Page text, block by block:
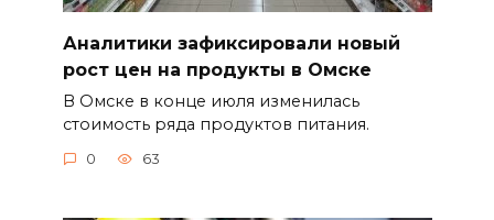
Аналитики зафиксировали новый
рост цен на продукты в Омске
В Омске в конце июля изменилась
стоимость ряда продуктов питания.
0 63